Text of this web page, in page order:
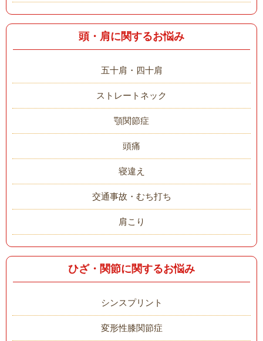
頭・肩に関するお悩み
五十肩・四十肩
ストレートネック
顎関節症
頭痛
寝違え
交通事故・むち打ち
肩こり
ひざ・関節に関するお悩み
シンスプリント
変形性膝関節症